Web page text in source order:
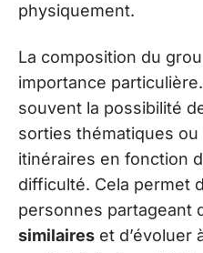
physiquement.
La composition du
importance
souvent la possibilité
sorties thématiques
itinéraires en fonction
difficulté. Cela permet
personnes partageant
similaires et d’évoluer